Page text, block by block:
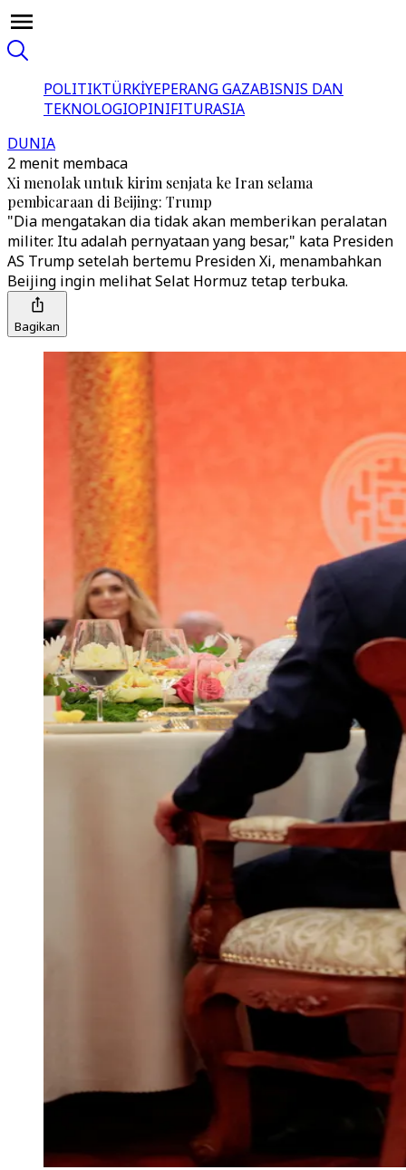
POLITIKTÜRKİYEPERANG GAZABISNIS DAN
TEKNOLOGIOPINIFITURASIA
DUNIA
2 menit membaca
Xi menolak untuk kirim senjata ke Iran selama
pembicaraan di Beijing: Trump
"Dia mengatakan dia tidak akan memberikan peralatan
militer. Itu adalah pernyataan yang besar," kata Presiden
AS Trump setelah bertemu Presiden Xi, menambahkan
Beijing ingin melihat Selat Hormuz tetap terbuka.
Bagikan